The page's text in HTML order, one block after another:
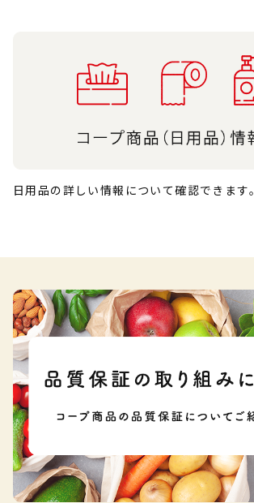
日用品の詳しい情報について確認できます。